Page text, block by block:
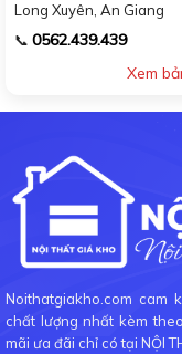
Long Xuyên, An Giang
📞 0562.439.439
Xem
Noithatgiakho.com cam
chất lượng nhất kèm
mãi ưa đãi chỉ có tại NỘI